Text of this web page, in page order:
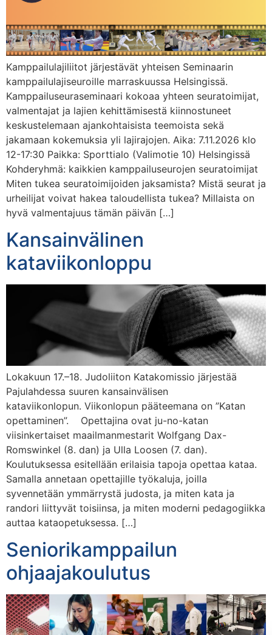
Kamppailulajiliitot järjestävät yhteisen Seminaarin
kamppailulajiseuroille marraskuussa Helsingissä.
Kamppailuseuraseminaari kokoaa yhteen seuratoimijat,
valmentajat ja lajien kehittämisestä kiinnostuneet
keskustelemaan ajankohtaisista teemoista sekä
jakamaan kokemuksia yli lajirajojen. Aika: 7.11.2026 klo
12-17:30 Paikka: Sporttialo (Valimotie 10) Helsingissä
Kohderyhmä: kaikkien kamppailuseurojen seuratoimijat
Miten tukea seuratoimijoiden jaksamista? Mistä seurat ja
urheilijat voivat hakea taloudellista tukea? Millaista on
hyvä valmentajuus tämän päivän […]
Kansainvälinen
kataviikonloppu
Lokakuun 17.–18. Judoliiton Katakomissio järjestää
Pajulahdessa suuren kansainvälisen
kataviikonlopun. Viikonlopun pääteemana on ”Katan
opettaminen”. Opettajina ovat ju-no-katan
viisinkertaiset maailmanmestarit Wolfgang Dax-
Romswinkel (8. dan) ja Ulla Loosen (7. dan).
Koulutuksessa esitellään erilaisia tapoja opettaa kataa.
Samalla annetaan opettajille työkaluja, joilla
syvennetään ymmärrystä judosta, ja miten kata ja
randori liittyvät toisiinsa, ja miten moderni pedagogiikka
auttaa kataopetuksessa. […]
Seniorikamppailun
ohjaajakoulutus